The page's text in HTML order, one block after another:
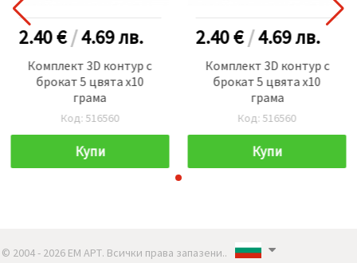
2.40 €/4.69лв.
Комплект 3D контур с
брокат 5 цвята x10
грама
Код: 516560
Купи
2.40 €/4.69лв.
Комплект 3D контур с
брокат 5 цвята x10
грама
Код: 516560
Купи
© 2004 - 2026 ЕМ АРТ. Всички права запазени..